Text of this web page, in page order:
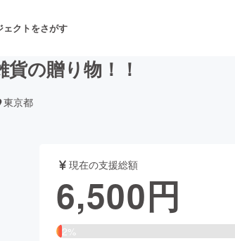
ェクトをさがす
台・パフォーマンス
の贈り物！！
東京都
現在の支援総額
6,500円
2%